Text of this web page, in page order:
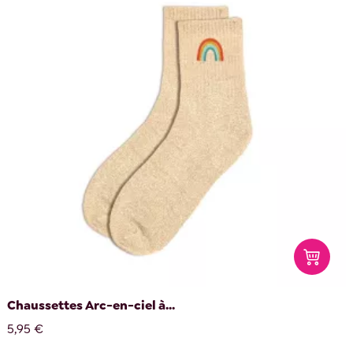
Chaussettes Arc-en-ciel à...
5,95 €